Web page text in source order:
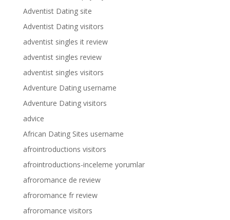
Adventist Dating site
Adventist Dating visitors
adventist singles it review
adventist singles review
adventist singles visitors
Adventure Dating username
Adventure Dating visitors
advice
African Dating Sites username
afrointroductions visitors
afrointroductions-inceleme yorumlar
afroromance de review
afroromance fr review
afroromance visitors